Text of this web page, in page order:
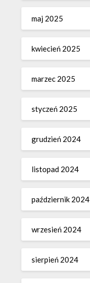
maj 2025
kwiecień 2025
marzec 2025
styczeń 2025
grudzień 2024
listopad 2024
październik 2024
wrzesień 2024
sierpień 2024